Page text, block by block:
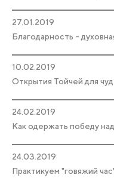
27.01.2019
Благодарность -
10.02.2019
Открытия Тойчей для
24.02.2019
Как одержать победу
24.03.2019
Практикуем "говяжий